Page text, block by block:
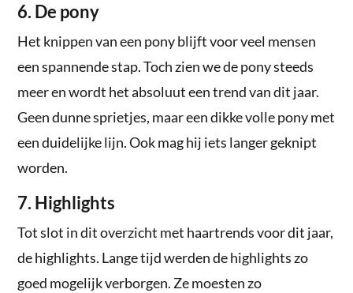
6. De pony
Het knippen van een pony blijft voor veel mensen
een spannende stap. Toch zien we de pony steeds
meer en wordt het absoluut een trend van dit jaar.
Geen dunne sprietjes, maar een dikke volle pony met
een duidelijke lijn. Ook mag hij iets langer geknipt
worden.
7. Highlights
Tot slot in dit overzicht met haartrends voor dit jaar,
de highlights. Lange tijd werden de highlights zo
goed mogelijk verborgen. Ze moesten zo